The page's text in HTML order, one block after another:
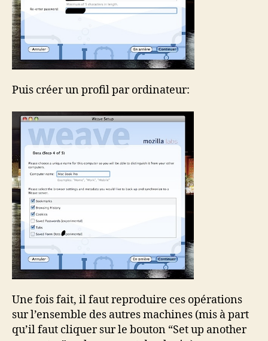
Puis créer un profil par ordinateur:
Une fois fait, il faut reproduire ces opérations
sur l’ensemble des autres machines (mis à part
qu’il faut cliquer sur le bouton “Set up another